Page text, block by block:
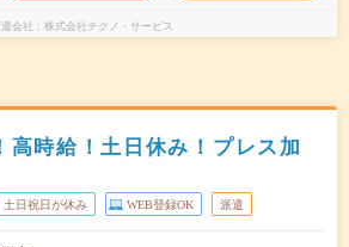
会社 株式会社テクノ・サービス
高時給！土日休み！プレス加
土日祝日が休み WEB登録OK 派遣